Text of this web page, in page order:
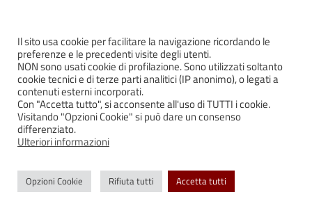
ClanDestini – Nessuno si salva da solo
Immagina la biblioteca
Le attività della Biblioteca
Newsletter Biblioteca
Il sito usa cookie per facilitare la navigazione ricordando le
preferenze e le precedenti visite degli utenti.
NON sono usati cookie di profilazione. Sono utilizzati soltanto
cookie tecnici e di terze parti analitici (IP anonimo), o legati a
contenuti esterni incorporati.
Con "Accetta tutto", si acconsente all'uso di TUTTI i cookie.
Visitando "Opzioni Cookie" si può dare un consenso
differenziato.
Ulteriori informazioni
Opzioni Cookie Rifiuta tutti Accetta tutti